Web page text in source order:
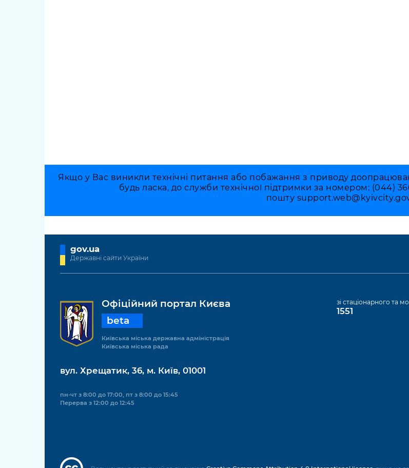
Якщо у Вас виникли технічні питання або побажання з приводу
будь ласка, до служби технічної підтримки за номером: (044)
пошту
gov.ua
Державні сайти України
Офіційний портал Києва
beta
Київська міська державна адміністрація
Київська міська рада
вул. Хрещатик, 36, м. Київ, 01001
пн-чт з 8:00 до 17:00, пт з 8:00 до 15:45
Перерва з 12:00 до 12:45
зі стаціонарного та
1551